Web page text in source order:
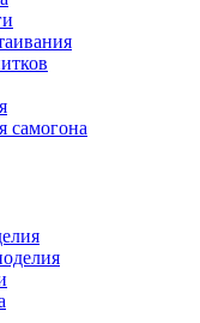
самогона